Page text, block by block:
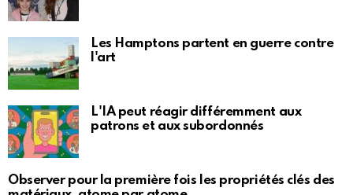
Les Hamptons partent en guerre contre
l'art
L'IA peut réagir différemment aux
patrons et aux subordonnés
Observer pour la première fois les propriétés clés des